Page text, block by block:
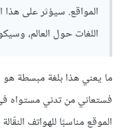
المواقع. سيؤثر على هذا
اللغات حول العالم،
ما يعني هذا بلغة مبسطة هو
فستعاني من تدني مستواه
الموقع مناسبًا للهواتف النقّالة